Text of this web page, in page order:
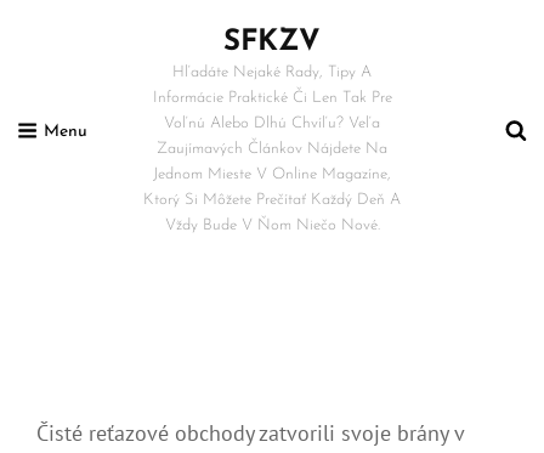
Menu
SFKZV
Hľadáte Nejaké Rady, Tipy A
Informácie Praktické Či Len Tak Pre
Voľnú Alebo Dlhú Chvíľu? Veľa
Zaujímavých Článkov Nájdete Na
Jednom Mieste V Online Magazíne,
Ktorý Si Môžete Prečítať Každý Deň A
Vždy Bude V Ňom Niečo Nové.
Čisté reťazové obchody zatvorili svoje brány v